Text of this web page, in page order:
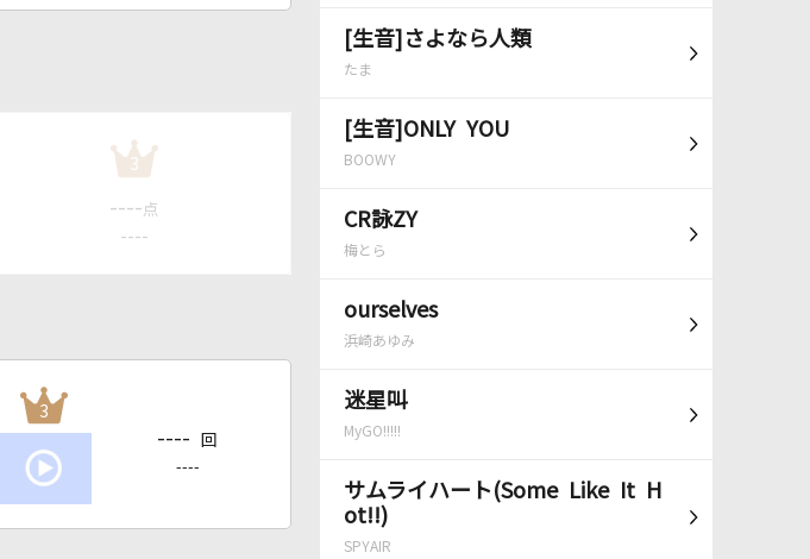
[生音]さよなら人類
たま
[生音]ONLY YOU
BOOWY
CR詠ZY
梅とら
ourselves
浜崎あゆみ
迷星叫
MyGO!!!!!
サムライハート(Some Like It H
ot!!)
SPYAIR
3
---- 点
----
3
---- 回
----